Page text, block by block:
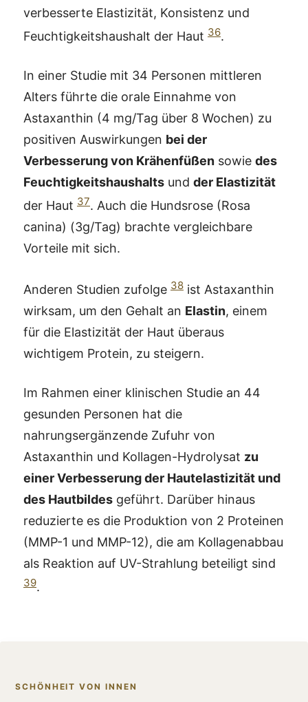
verbesserte Elastizität, Konsistenz und
Feuchtigkeitshaushalt der Haut 36.
In einer Studie mit 34 Personen mittleren
Alters führte die orale Einnahme von
Astaxanthin (4 mg/Tag über 8 Wochen) zu
positiven Auswirkungen bei der
Verbesserung von Krähenfüßen sowie des
Feuchtigkeitshaushalts und der Elastizität
der Haut 37. Auch die Hundsrose (Rosa
canina) (3g/Tag) brachte vergleichbare
Vorteile mit sich.
Anderen Studien zufolge 38 ist Astaxanthin
wirksam, um den Gehalt an Elastin, einem
für die Elastizität der Haut überaus
wichtigem Protein, zu steigern.
Im Rahmen einer klinischen Studie an 44
gesunden Personen hat die
nahrungsergänzende Zufuhr von
Astaxanthin und Kollagen-Hydrolysat zu
einer Verbesserung der Hautelastizität und
des Hautbildes geführt. Darüber hinaus
reduzierte es die Produktion von 2 Proteinen
(MMP-1 und MMP-12), die am Kollagenabbau
als Reaktion auf UV-Strahlung beteiligt sind
39.
SCHÖNHEIT VON INNEN